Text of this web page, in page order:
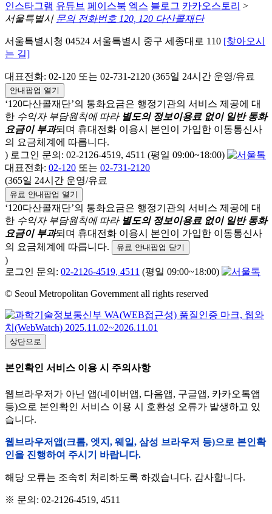
인스타그램 유튜브 페이스북 엑스 블로그 카카오스토리 >
서울특별시 문의 전화번호 120, 120 다산콜재단
서울특별시청 04524 서울특별시 중구 세종대로 110 [찾아오시
는 길]
대표전화: 02-120 또는 02-731-2120 (365일 24시간 운영/유료
안내팝업 열기
‘120다산콜재단’의 통화요금은 행정기관의 서비스 제공에 대
한 수익자 부담원칙에 따라 별도의 정보이용료 없이 일반 통화
요금이 부과되며 휴대전화 이용시 본인이 가입한 이동통신사
의 요금체계에 따릅니다.
) 로그인 문의: 02-2126-4519, 4511 (평일 09:00~18:00)
대표전화: 02-120 또는 02-731-2120
(365일 24시간 운영/유료
유료 안내팝업 열기
‘120다산콜재단’의 통화요금은 행정기관의 서비스 제공에 대
한 수익자 부담원칙에 따라 별도의 정보이용료 없이 일반 통화
요금이 부과되며 휴대전화 이용시 본인이 가입한 이동통신사
의 요금체계에 따릅니다.
유료 안내팝업 닫기
)
로그인 문의: 02-2126-4519, 4511 (평일 09:00~18:00)
© Seoul Metropolitan Government all rights reserved
상단으로
본인확인 서비스 이용 시 주의사항
웹브라우저가 아닌 앱(네이버앱, 다음앱, 구글앱, 카카오톡앱
등)으로 본인확인 서비스 이용 시 호환성 오류가 발생하고 있
습니다.
웹브라우저앱(크롬, 엣지, 웨일, 삼성 브라우저 등)으로 본인확
인을 진행하여 주시기 바랍니다.
해당 오류는 조속히 처리하도록 하겠습니다. 감사합니다.
※ 문의: 02-2126-4519, 4511